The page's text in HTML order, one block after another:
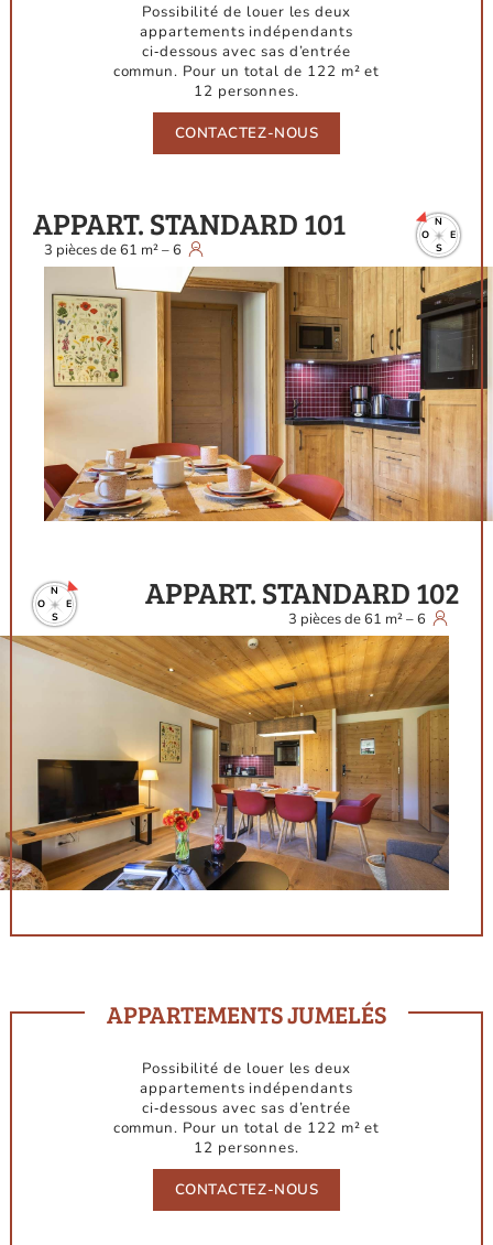
Possibilité de louer les deux
appartements indépendants
ci‑dessous avec sas d’entrée
commun. Pour un total de 122 m² et
12 personnes.
CONTACTEZ-NOUS
APPART. STANDARD 101
3 piècesde61 m²–6
O
N
E
S
APPART. STANDARD 102
3 piècesde61 m²–6
O
N
E
S
APPARTEMENTS JUMELÉS
Possibilité de louer les deux
appartements indépendants
ci‑dessous avec sas d’entrée
commun. Pour un total de 122 m² et
12 personnes.
CONTACTEZ-NOUS